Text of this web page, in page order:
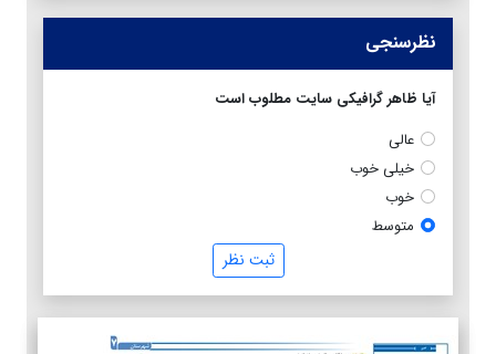
نظرسنجی
آیا ظاهر گرافیکی سایت مطلوب است
عالی
خیلی خوب
خوب
متوسط
ثبت نظر